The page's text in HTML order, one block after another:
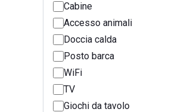
Cabine
Accesso animali
Doccia calda
Posto barca
WiFi
TV
Giochi da tavolo